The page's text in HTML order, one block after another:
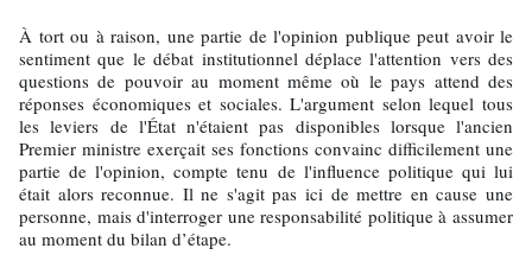
À tort ou à raison, une partie de l'opinion publique peut avoir le
sentiment que le débat institutionnel déplace l'attention vers des
questions de pouvoir au moment même où le pays attend des
réponses économiques et sociales. L'argument selon lequel tous
les leviers de l'État n'étaient pas disponibles lorsque l'ancien
Premier ministre exerçait ses fonctions convainc difficilement une
partie de l'opinion, compte tenu de l'influence politique qui lui
était alors reconnue. Il ne s'agit pas ici de mettre en cause une
personne, mais d'interroger une responsabilité politique à assumer
au moment du bilan d’étape.